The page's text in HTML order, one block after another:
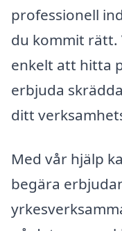
professionell
du kommit
enkelt att hitta
erbjuda
ditt
Med vår hjälp
begära